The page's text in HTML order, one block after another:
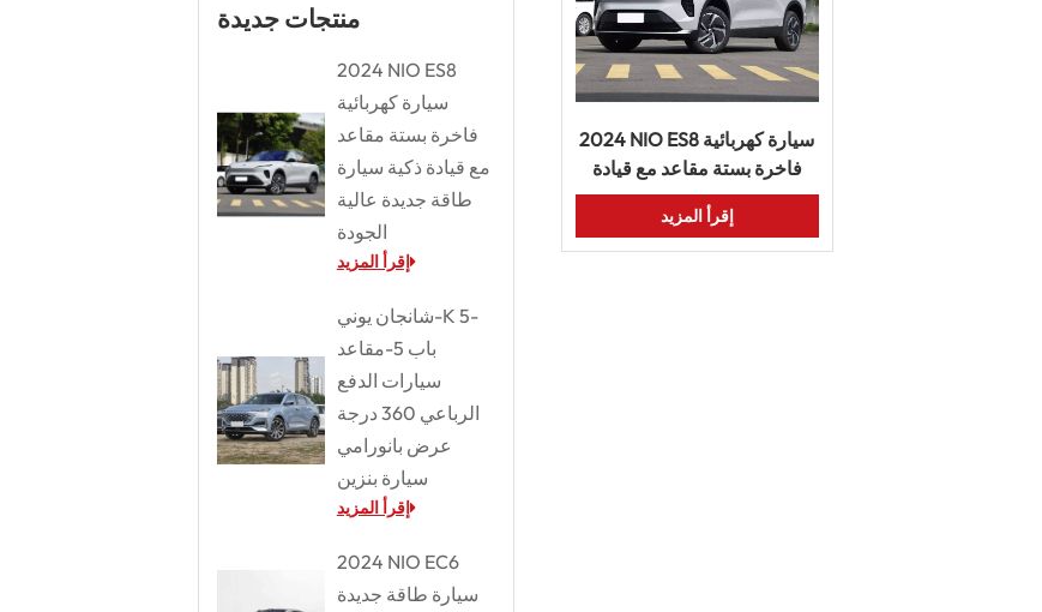
منتجات جديدة
2024 NIO ES8
سيارة كهربائية
فاخرة بستة مقاعد
مع قيادة ذكية سيارة
طاقة جديدة عالية
الجودة
إقرأ المزيد
شانجان يوني-K 5-
باب 5-مقاعد
سيارات الدفع
الرباعي 360 درجة
عرض بانورامي
سيارة بنزين
إقرأ المزيد
2024 NIO EC6
سيارة طاقة جديدة
2024 NIO ES8 سيارة كهربائية
فاخرة بستة مقاعد مع قيادة
ذكية سيارة طاقة جديدة عالية
الجودة
إقرأ المزيد